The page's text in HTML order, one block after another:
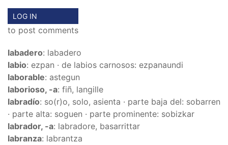
LOG IN
to post comments
labadero: labadero
labio: ezpan · de labios carnosos: ezpanaundi
laborable: astegun
laborioso, -a: fiñ, langille
labradío: so(r)o, solo, asienta · parte baja del: sobarren
· parte alta: soguen · parte prominente: sobizkar
labrador, -a: labradore, basarrittar
labranza: labrantza